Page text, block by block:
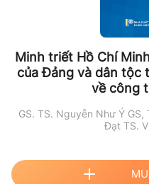
Minh triết Hồ Chí
của Đảng và dân tộc
về công
GS. TS. Nguyễn Như Ý GS,
Đạt TS.